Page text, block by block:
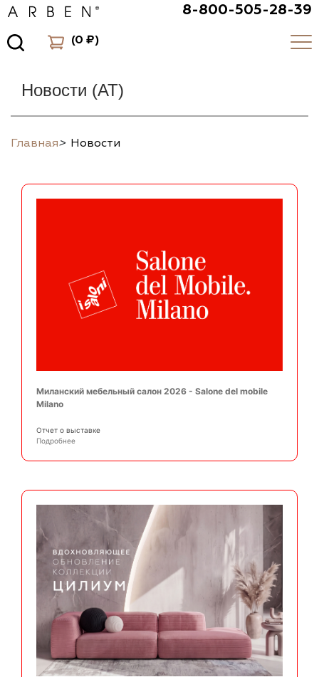
8-800-505-28-39
(0 ₽)
Новости (AT)
Главная> Новости
Миланский мебельный салон 2026 - Salone del mobile
Milano
Отчет о выставке
Подробнее